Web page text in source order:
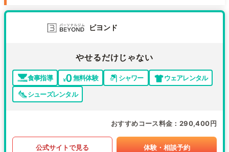
ビヨンド
やせるだけじゃない
食事指導 無料体験 シャワー
ウェアレンタル
シューズレンタル
おすすめコース料金 290,400円
公式サイトで見る 体験・相談予約